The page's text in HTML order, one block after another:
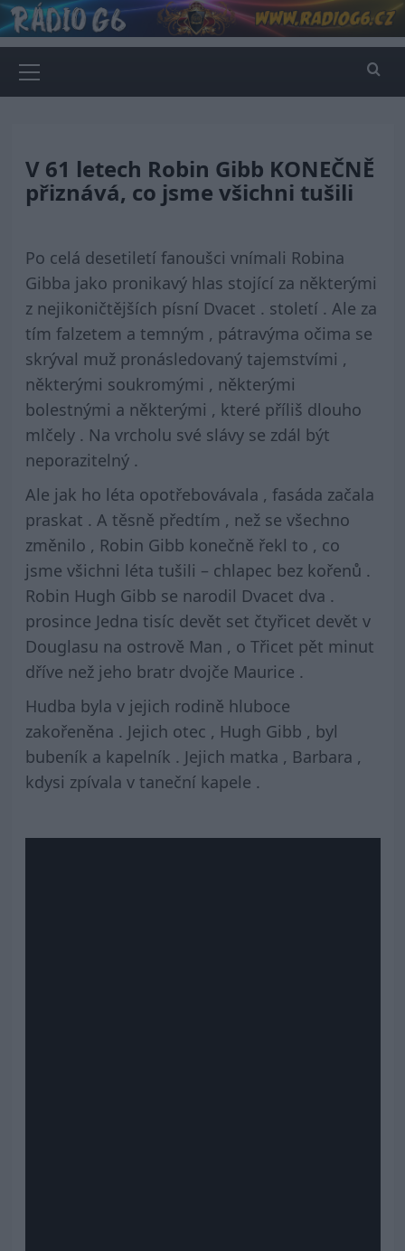
Skip
to
content
Menu
V 61 letech Robin Gibb KONEČNĚ
přiznává, co jsme všichni tušili
Po celá desetiletí fanoušci vnímali Robina
Gibba jako pronikavý hlas stojící za některými
z nejikoničtějších písní Dvacet . století . Ale za
tím falzetem a temným , pátravýma očima se
skrýval muž pronásledovaný tajemstvími ,
některými soukromými , některými
bolestnými a některými , které příliš dlouho
mlčely . Na vrcholu své slávy se zdál být
neporazitelný .
Ale jak ho léta opotřebovávala , fasáda začala
praskat . A těsně předtím , než se všechno
změnilo , Robin Gibb konečně řekl to , co
jsme všichni léta tušili – chlapec bez kořenů .
Robin Hugh Gibb se narodil Dvacet dva .
prosince Jedna tisíc devět set čtyřicet devět v
Douglasu na ostrově Man , o Třicet pět minut
dříve než jeho bratr dvojče Maurice .
Hudba byla v jejich rodině hluboce
zakořeněna . Jejich otec , Hugh Gibb , byl
bubeník a kapelník . Jejich matka , Barbara ,
kdysi zpívala v taneční kapele .